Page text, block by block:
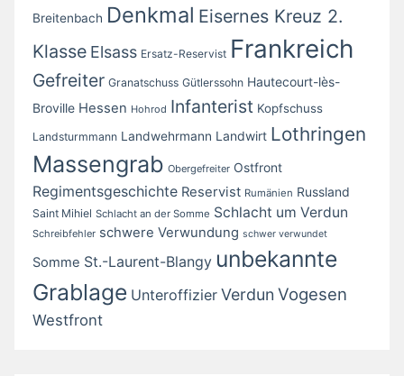
Breitenbach Denkmal Eisernes Kreuz 2.
Klasse Elsass Ersatz-Reservist Frankreich
Gefreiter Granatschuss Gütlerssohn Hautecourt-lès-
Broville Hessen Hohrod Infanterist Kopfschuss
Landsturmmann Landwehrmann Landwirt Lothringen
Massengrab Obergefreiter Ostfront
Regimentsgeschichte Reservist Rumänien Russland
Saint Mihiel Schlacht an der Somme Schlacht um Verdun
Schreibfehler schwere Verwundung schwer verwundet
Somme St.-Laurent-Blangy unbekannte
Grablage Unteroffizier Verdun Vogesen
Westfront